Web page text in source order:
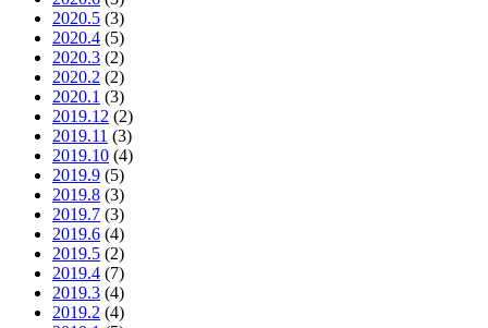
2020.5 (3)
2020.4 (5)
2020.3 (2)
2020.2 (2)
2020.1 (3)
2019.12 (2)
2019.11 (3)
2019.10 (4)
2019.9 (5)
2019.8 (3)
2019.7 (3)
2019.6 (4)
2019.5 (2)
2019.4 (7)
2019.3 (4)
2019.2 (4)